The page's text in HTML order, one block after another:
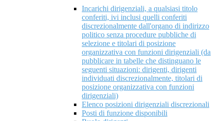
Incarichi dirigenziali, a qualsiasi titolo
conferiti, ivi inclusi quelli conferiti
discrezionalmente dall'organo di indirizzo
politico senza procedure pubbliche di
selezione e titolari di posizione
organizzativa con funzioni dirigenziali (da
pubblicare in tabelle che distinguano le
seguenti situazioni: dirigenti, dirigenti
individuati discrezionalmente, titolari di
posizione organizzativa con funzioni
dirigenziali)
Elenco posizioni dirigenziali discrezionali
Posti di funzione disponibili